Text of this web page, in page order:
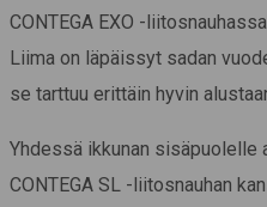
CONTEGA EXO -
Liima on läpäissyt sadan
se tarttuu erittäin hyvin
Yhdessä ikkunan
CONTEGA SL -liitosnauhan